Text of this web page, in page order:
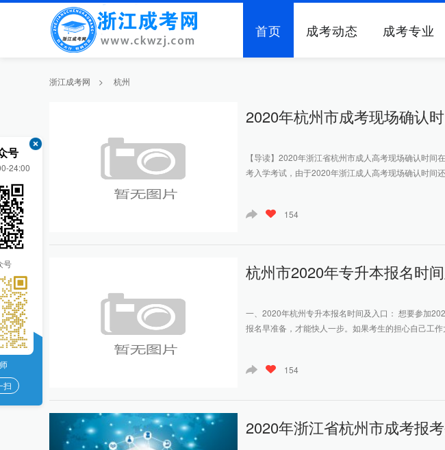
首页 成考动态 成考专业
号
24:00
号
扫
浙江成考网 > 杭州
2020年杭州市成考现场确认
【导读】2020年浙江省杭州市成人高考现场确认时
考入学考试，由于2020年浙江成人高考现场确认时间
154
杭州市2020年专升本报名时
一、2020年杭州专升本报名时间及入口： 想要参加
报名早准备，才能快人一步。如果考生的担心自己工
154
2020年浙江省杭州市成考报